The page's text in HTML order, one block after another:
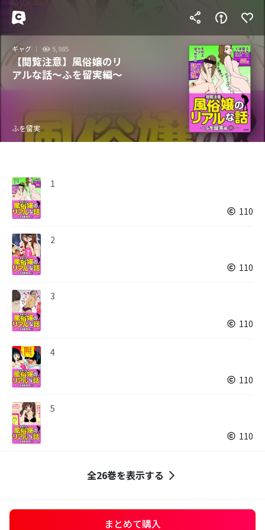
ギャグ 5,985
【閲覧注意】風俗嬢のリ
アルな話～ふを留実編～
ふを留実
1
110
2
110
3
110
4
110
5
110
全26巻を表示する
まとめて購入